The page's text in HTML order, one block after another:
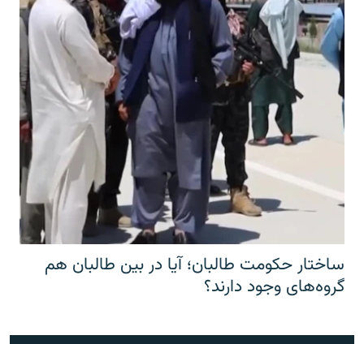
ساختار حکومت طالبان؛ آیا در بین طالبان هم
گروه‌های وجود دارند؟